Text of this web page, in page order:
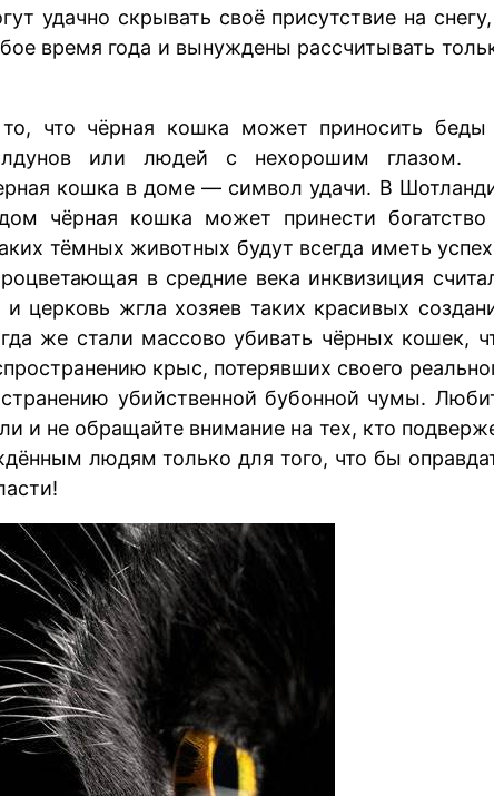
удачно скрывать своё присутствие на
время года и вынуждены рассчитывать
что чёрная кошка может приносить
или людей с нехорошим глазом.
кошка в доме — символ удачи. В
чёрная кошка может принести
тёмных животных будут всегда иметь
в средние века инквизиция
церковь жгла хозяев таких красивых
же стали массово убивать чёрных кошек,
крыс, потерявших своего
убийственной бубонной чумы.
и не обращайте внимание на тех, кто
людям только для того, что бы